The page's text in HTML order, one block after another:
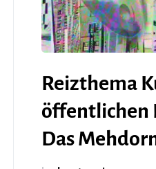
Reizthema
öffentlichen
Das